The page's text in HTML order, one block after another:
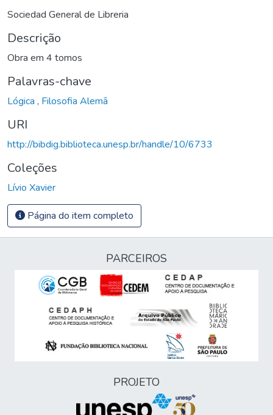
Sociedad General de Libreria
Descrição
Obra em 4 tomos
Palavras-chave
Lógica , Filosofia Alemã
URI
http://bibdig.biblioteca.unesp.br/handle/10/6733
Coleções
Lívio Xavier
Página do item completo
PARCEIROS
PROJETO